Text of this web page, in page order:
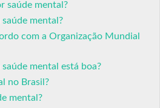
saúde mental?
mental?
com a Organização Mundial
mental está boa?
no Brasil?
mental?